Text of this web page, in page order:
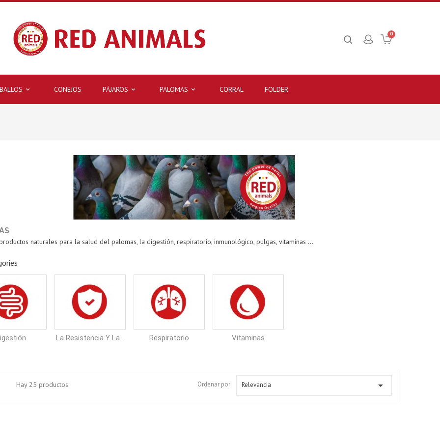
0
 CONEJOS 
PÁJAROS 
PALOMAS CORRAL FOLDER
naturales para la salud del palomas, la digestión, respiratorio, inmunológico, pulgas, vitaminas ...
La Resistencia Y La... Respiratorio Vitaminas
Hay 25 productos. Ordenar por: Relevancia 